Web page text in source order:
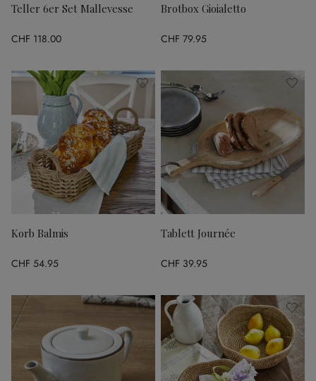
Teller 6er Set Mallevesse
CHF 118.00
Brotbox Gioialetto
CHF 79.95
Korb Balmis
CHF 54.95
Tablett Journée
CHF 39.95